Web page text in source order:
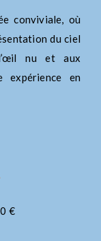
conviviale, où
du ciel
nu et aux
expérience en
€